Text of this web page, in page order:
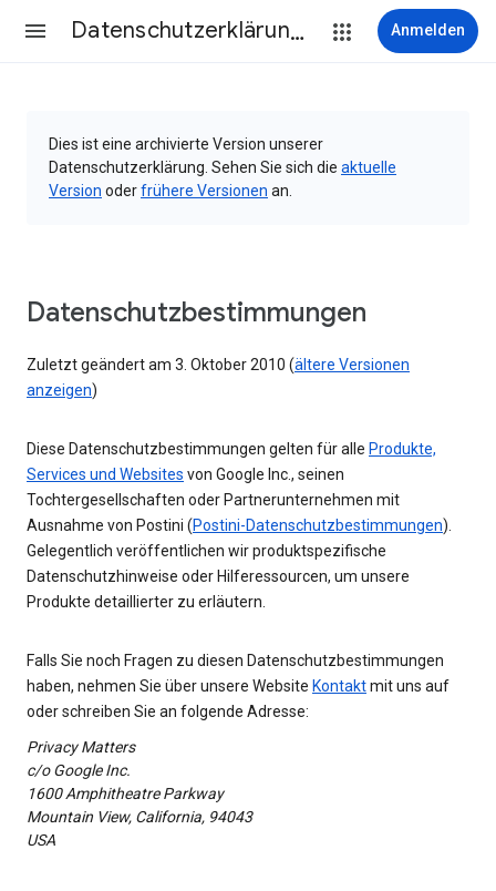
Datenschutzerklärung & Nutzungsbedingungen Anmelden
Dies ist eine archivierte Version unserer
Datenschutzerklärung. Sehen Sie sich die aktuelle
Version oderfrühere Versionen an.
Datenschutzbestimmungen
Zuletzt geändert am 3. Oktober 2010 (ältere Versionen
anzeigen)
Diese Datenschutzbestimmungen gelten für alle Produkte,
Services und Websites von Google Inc., seinen
Tochtergesellschaften oder Partnerunternehmen mit
Ausnahme von Postini (Postini-Datenschutzbestimmungen).
Gelegentlich veröffentlichen wir produktspezifische
Datenschutzhinweise oder Hilferessourcen, um unsere
Produkte detaillierter zu erläutern.
Falls Sie noch Fragen zu diesen Datenschutzbestimmungen
haben, nehmen Sie über unsere Website Kontaktmit uns auf
oder schreiben Sie an folgende Adresse:
Privacy Matters
c/o Google Inc.
1600 Amphitheatre Parkway
Mountain View, California, 94043
USA